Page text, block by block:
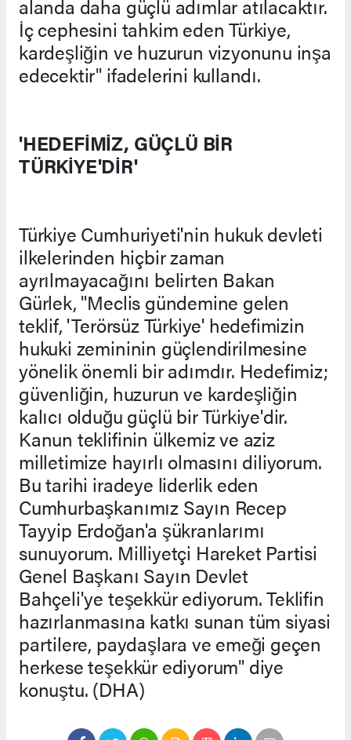
alanda daha güçlü adımlar atılacaktır.
İç cephesini tahkim eden Türkiye,
kardeşliğin ve huzurun vizyonunu inşa
edecektir" ifadelerini kullandı.
'HEDEFİMİZ, GÜÇLÜ BİR
TÜRKİYE'DİR'
Türkiye Cumhuriyeti'nin hukuk devleti
ilkelerinden hiçbir zaman
ayrılmayacağını belirten Bakan
Gürlek, "Meclis gündemine gelen
teklif, 'Terörsüz Türkiye' hedefimizin
hukuki zemininin güçlendirilmesine
yönelik önemli bir adımdır. Hedefimiz;
güvenliğin, huzurun ve kardeşliğin
kalıcı olduğu güçlü bir Türkiye'dir.
Kanun teklifinin ülkemiz ve aziz
milletimize hayırlı olmasını diliyorum.
Bu tarihi iradeye liderlik eden
Cumhurbaşkanımız Sayın Recep
Tayyip Erdoğan'a şükranlarımı
sunuyorum. Milliyetçi Hareket Partisi
Genel Başkanı Sayın Devlet
Bahçeli'ye teşekkür ediyorum. Teklifin
hazırlanmasına katkı sunan tüm siyasi
partilere, paydaşlara ve emeği geçen
herkese teşekkür ediyorum" diye
konuştu. (DHA)